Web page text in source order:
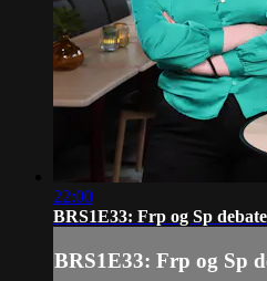
22:00
BRS1E33: Frp og Sp
BRS1E33: Frp og Sp